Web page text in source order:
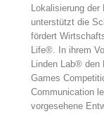
Lokalisierung
unterstützt die
fördert
Life®. In ihrem
Linden Lab® den
Games
Communication
vorgesehene